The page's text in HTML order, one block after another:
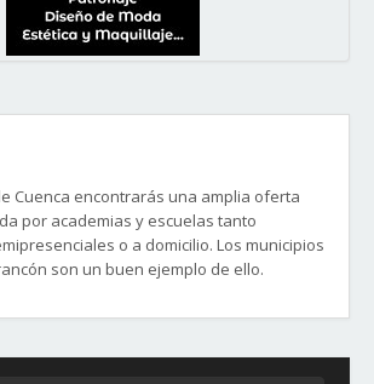
Cuenca encontrarás una amplia oferta
por academias y escuelas tanto
o a domicilio. Los municipios
son un buen ejemplo de ello.